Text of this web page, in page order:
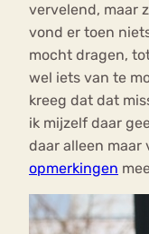
vervelend, maar
vond er toen
mocht dragen,
wel iets van te
kreeg dat dat
ik mijzelf daar
daar alleen maar
opmerkingen